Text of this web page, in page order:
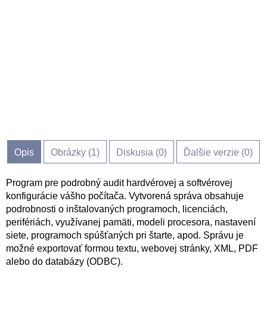
Opis Obrázky (1) Diskusia (0) Ďalšie verzie (0)
Program pre podrobný audit hardvérovej a softvérovej
konfigurácie vášho počítača. Vytvorená správa obsahuje
podrobnosti o inštalovaných programoch, licenciách,
perifériách, využívanej pamäti, modeli procesora, nastavení
siete, programoch spúšťaných pri štarte, apod. Správu je
možné exportovať formou textu, webovej stránky, XML, PDF
alebo do databázy (ODBC).